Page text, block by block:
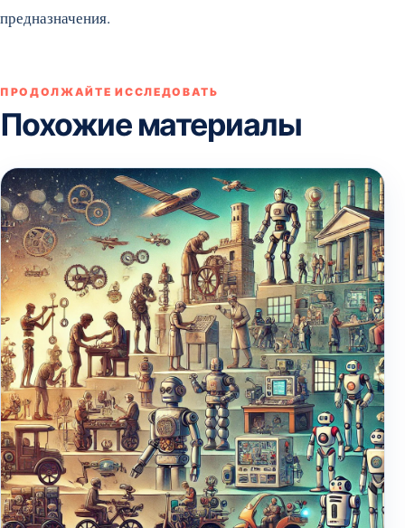
предназначения.
ПРОДОЛЖАЙТЕ ИССЛЕДОВАТЬ
Похожие материалы